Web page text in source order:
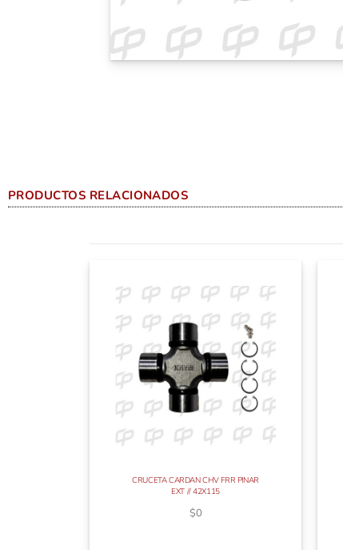
PRODUCTOS RELACIONADOS
CRUCETA CARDAN CHV FRR PINAR
EXT // 42X115
$0